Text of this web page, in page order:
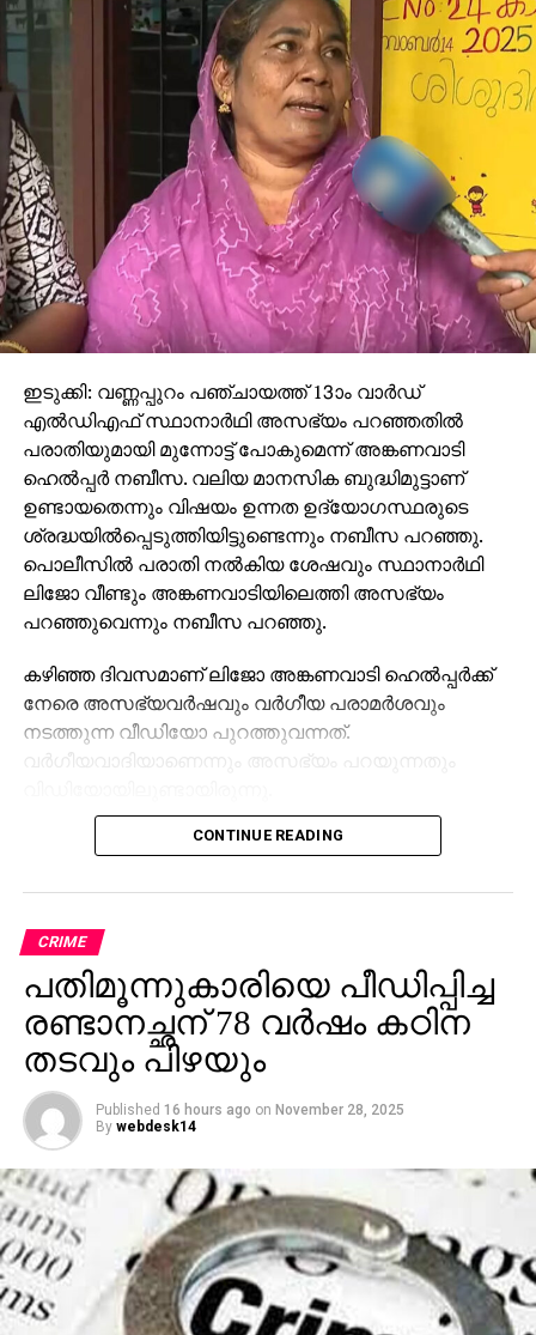
കബളിപ്പിക്കപ്പെട്ടെന്നും, മന്ത്രിമാര്‍ക്ക് പോലും
കാര്യങ്ങള്‍ വ്യക്തമാകാത്ത രീതിയിലാണ് കാര്യങ്ങള്‍
നടക്കുന്നതെന്നും വി.ഡി. സതീശന്‍ വിമര്‍ശിച്ചു. സത്യം
പുറത്തുവരണം എന്നും, മോഷ്ടാക്കളെയും
ക്രിമിനലുകളെയും സംരക്ഷിക്കുന്ന സര്‍ക്കാരിന്റെ
തനിനിറം ജനങ്ങള്‍ തിരിച്ചറിയണമെന്നും അദ്ദേഹം
കൂട്ടിച്ചേര്‍ത്തു.
ഇടുക്കി: വണ്ണപ്പുറം പഞ്ചായത്ത് 13ാം വാർഡ്
എൽഡിഎഫ് സ്ഥാനാർഥി അസഭ്യം പറഞ്ഞതിൽ
പരാതിയുമായി മുന്നോട്ട് പോകുമെന്ന് അങ്കണവാടി
ഹെൽപ്പർ നബീസ. വലിയ മാനസിക ബുദ്ധിമുട്ടാണ്
ഉണ്ടായതെന്നും വിഷയം ഉന്നത ഉദ്യോഗസ്ഥരുടെ
ശ്രദ്ധയിൽപ്പെടുത്തിയിട്ടുണ്ടെന്നും നബീസ പറഞ്ഞു.
പൊലീസിൽ പരാതി നൽകിയ ശേഷവും സ്ഥാനാർഥി
ലിജോ വീണ്ടും അങ്കണവാടിയിലെത്തി അസഭ്യം
പറഞ്ഞുവെന്നും നബീസ പറഞ്ഞു.
കഴിഞ്ഞ ദിവസമാണ് ലിജോ അങ്കണവാടി ഹെൽപ്പർക്ക്
നേരെ അസഭ്യവർഷവും വർഗീയ പരാമർശവും
നടത്തുന്ന വീഡിയോ പുറത്തുവന്നത്.
വർഗീയവാദിയാണെന്നും അസഭ്യം പറയുന്നതും
CONTINUE READING
CRIME
പതിമൂന്നുകാരിയെ പീഡിപ്പിച്ച
രണ്ടാനച്ഛന് 78 വർഷം കഠിന
തടവും പിഴയും
Published 16 hours ago on November 28, 2025
By webdesk14